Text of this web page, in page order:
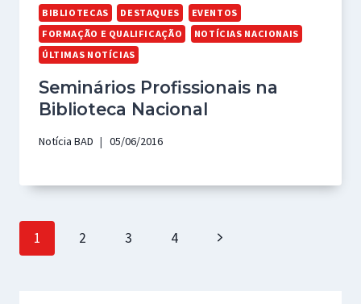
BIBLIOTECAS DESTAQUES
EVENTOS
FORMAÇÃO E QUALIFICAÇÃO
NOTÍCIAS NACIONAIS
ÚLTIMAS NOTÍCIAS
Seminários Profissionais na
Biblioteca Nacional
Notícia BAD 05/06/2016
Page
1 2 3 4
Next